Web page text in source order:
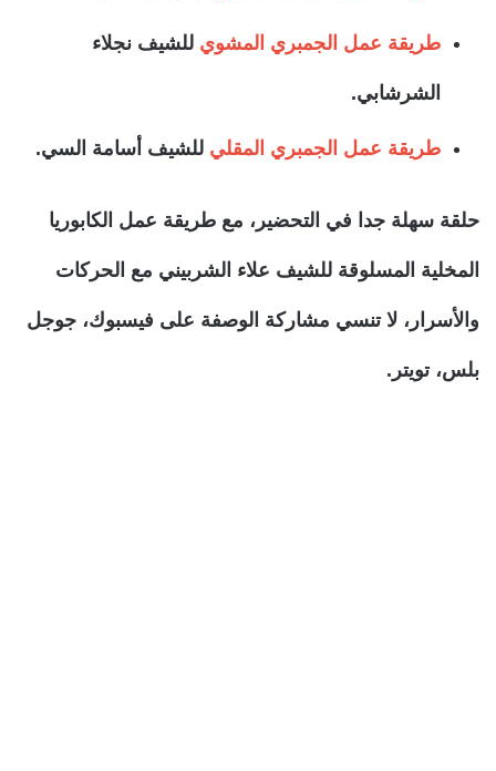
طريقة عمل الجمبري المشوي للشيف نجلاء
الشرشابي.
طريقة عمل الجمبري المقلي للشيف أسامة السي.
حلقة سهلة جدا في التحضير، مع طريقة عمل الكابوريا
المخلية المسلوقة للشيف علاء الشربيني مع الحركات
والأسرار، لا تنسي مشاركة الوصفة على فيسبوك، جوجل
بلس، تويتر.